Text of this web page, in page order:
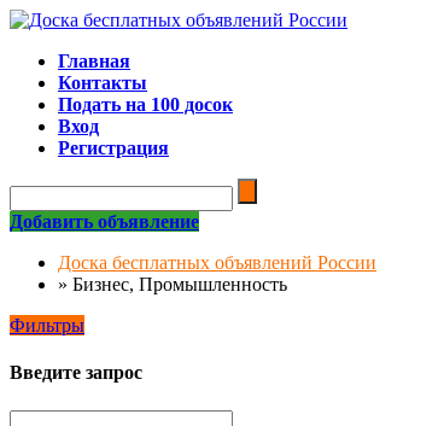
Главная
Контакты
Подать на 100 досок
Вход
Регистрация
Добавить объявление
Доска бесплатных объявлений России
» Бизнес, Промышленность
Фильтры
Введите запрос